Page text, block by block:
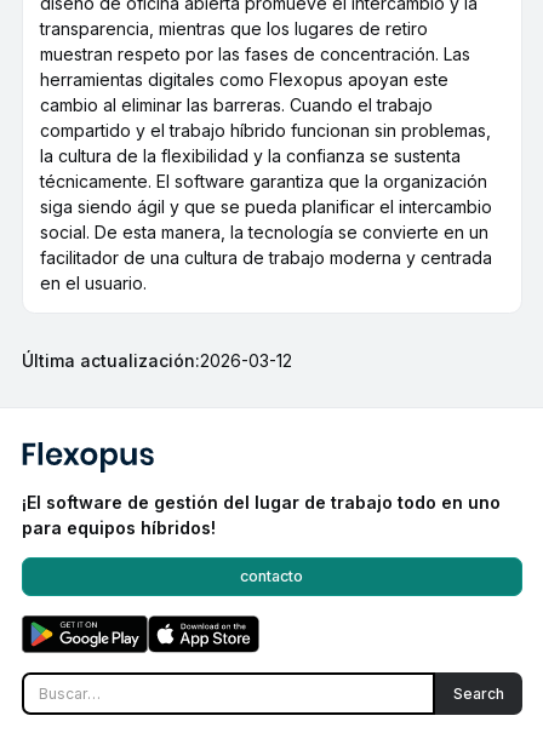
transparencia, mientras que los lugares de retiro
muestran respeto por las fases de concentración. Las
herramientas digitales como Flexopus apoyan este
cambio al eliminar las barreras. Cuando el trabajo
compartido y el trabajo híbrido funcionan sin problemas,
la cultura de la flexibilidad y la confianza se sustenta
técnicamente. El software garantiza que la organización
siga siendo ágil y que se pueda planificar el intercambio
social. De esta manera, la tecnología se convierte en un
facilitador de una cultura de trabajo moderna y centrada
en el usuario.
Última actualización:2026-03-12
¡El software de gestión del lugar de trabajo todo en uno
para equipos híbridos!
contacto